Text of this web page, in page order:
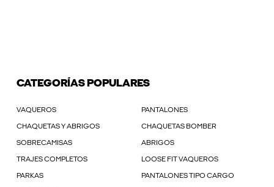
CATEGORÍAS POPULARES
VAQUEROS PANTALONES
CHAQUETAS Y ABRIGOS CHAQUETAS BOMBER
SOBRECAMISAS ABRIGOS
TRAJES COMPLETOS LOOSE FIT VAQUEROS
PARKAS PANTALONES TIPO CARGO